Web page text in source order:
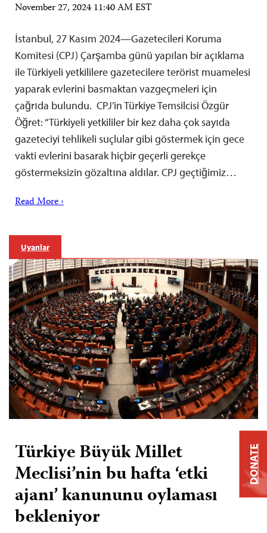
November 27, 2024 11:40 AM EST
İstanbul, 27 Kasım 2024—Gazetecileri Koruma
Komitesi (CPJ) Çarşamba günü yapılan bir açıklama
ile Türkiyeli yetkililere gazetecilere terörist muamelesi
yaparak evlerini basmaktan vazgeçmeleri için
çağrıda bulundu. CPJ’in Türkiye Temsilcisi Özgür
Öğret: “Türkiyeli yetkililer bir kez daha çok sayıda
gazeteciyi tehlikeli suçlular gibi göstermek için gece
vakti evlerini basarak hiçbir geçerli gerekçe
göstermeksizin gözaltına aldılar. CPJ geçtiğimiz…
Read More ›
Uyarılar
Türkiye Büyük Millet
Meclisi’nin bu hafta ‘etki
ajanı’ kanununu oylaması
bekleniyor
DONATE